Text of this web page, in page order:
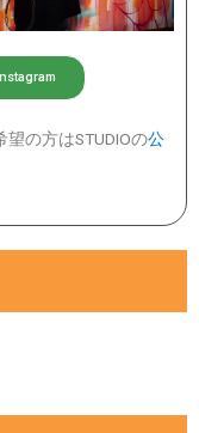
の方はSTUDIOの公